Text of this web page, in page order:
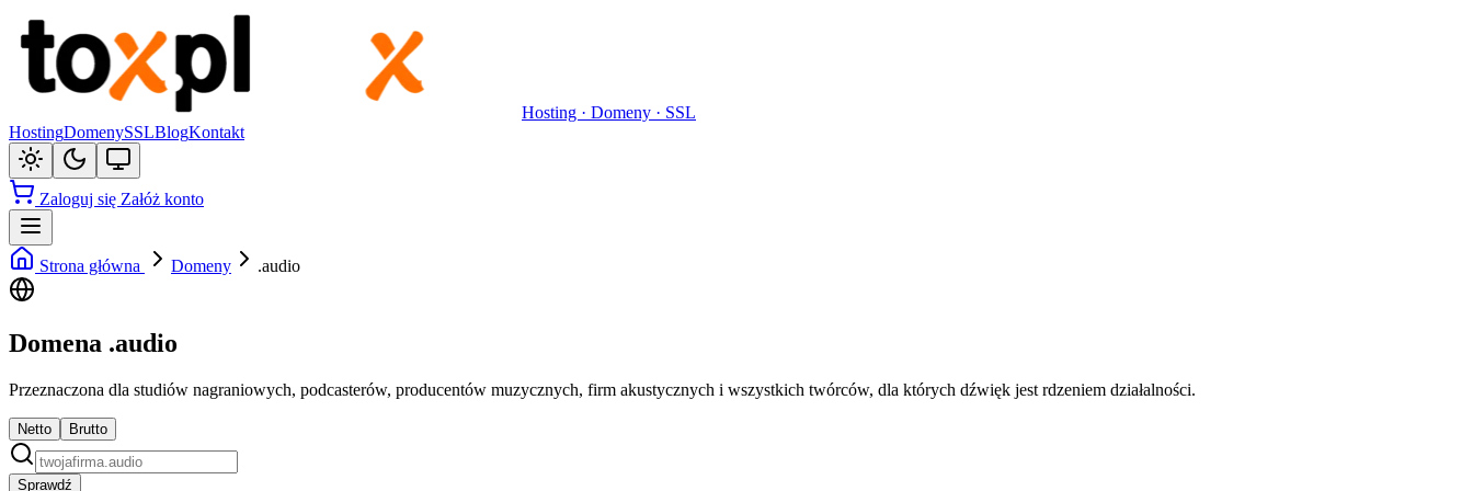
Hosting · Domeny · SSL
HostingDomenySSLBlogKontakt
Zaloguj się Załóż konto
Strona główna Domeny .audio
Domena .audio
Przeznaczona dla studiów nagraniowych, podcasterów, producentów muzycznych, firm akustycznych i wszystkich twórców, dla których dźwięk jest rdzeniem działalności.
Netto Brutto
Sprawdź